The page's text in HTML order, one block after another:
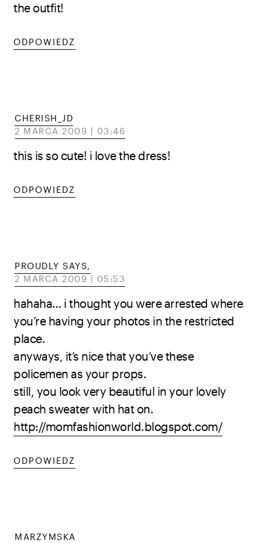
the outfit!
ODPOWIEDZ
CHERISH_JD
2 MARCA 2009 | 03:46
this is so cute! i love the dress!
ODPOWIEDZ
PROUDLY SAYS,
2 MARCA 2009 | 05:53
hahaha… i thought you were arrested where
you’re having your photos in the restricted
place.
anyways, it’s nice that you’ve these
policemen as your props.
still, you look very beautiful in your lovely
peach sweater with hat on.
http://momfashionworld.blogspot.com/
ODPOWIEDZ
MARZYMSKA